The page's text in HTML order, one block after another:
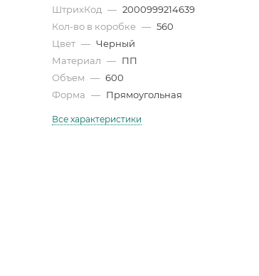
ШтрихКод — 2000999214639
Кол-во в коробке — 560
Цвет — Черный
Материал — ПП
Объем — 600
Форма — Прямоугольная
Все характеристики